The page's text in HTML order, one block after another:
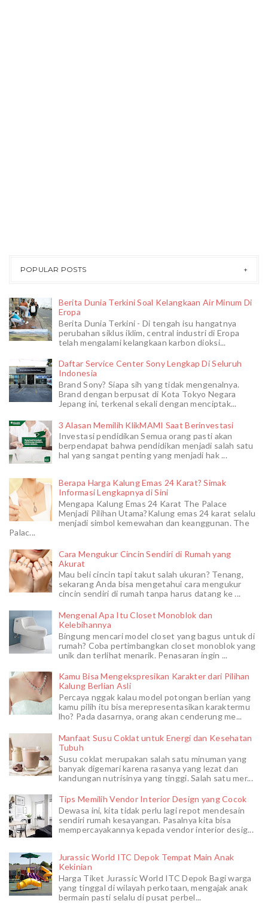
POPULAR POSTS
Berita Dunia Terkini Soal Kelangkaan Air Minum Di
Eropa
Berita Dunia Terkini - Di tengah isu hangatnya
perubahan siklus iklim, central industri di Eropa
telah mengalami kelangkaan karbon dioksi...
Daftar Service Center Sony Lengkap Di Seluruh
Indonesia
Brand Sony? Siapa sih yang tidak mengenalnya.
Brand dengan berpusat di Kota Tokyo Negara
Jepang ini, terkenal sekali dengan menciptak...
3 Alasan Memilih KlikMAMI Saat Berinvestasi
Investasi pendidikan Semua orang pasti akan
berpendapat bahwa pendidikan menjadi salah satu
hal yang sangat penting yang menjadi hak ...
Berapa Harga Kalung Emas 24 Karat? Simak
Informasi Lengkapnya di Sini
Mengapa Kalung Emas 24 Karat The Palace
Menjadi Pilihan Utama?Kalung emas 24 karat selalu
menjadi simbol kemewahan dan keanggunan. The
Palac...
Cara Mengukur Cincin Sendiri di Rumah yang
Akurat
Mau beli cincin tapi takut salah ukuran? Tenang,
sekarang Anda bisa mengetahui cara mengukur
cincin sendiri di rumah tanpa harus datang ke ...
Mengenal Apa Itu Closet Monoblok dan
Kelebihannya
Bingung mencari model closet yang bagus untuk di
rumah? Coba pertimbangkan closet monoblok yang
unik dan terlihat menarik. Penasaran ingin ...
Kamu Bisa Mengekspresikan Karakter dari Pilihan
Kalung Berlian Asli
Percaya nggak kalau model potongan berlian yang
kamu pilih itu bisa merepresentasikan karaktermu
lho? Pada dasarnya, orang akan cenderung me...
Manfaat Susu Coklat untuk Energi dan Kesehatan
Tubuh
Susu coklat merupakan salah satu minuman yang
banyak digemari karena rasanya yang lezat dan
kandungan nutrisinya yang tinggi. Salah satu mer...
Tips Memilih Vendor Interior Design yang Cocok
Dewasa ini, kita tidak perlu lagi repot mendesain
sendiri rumah kesayangan. Pasalnya kita bisa
mempercayakannya kepada vendor interior desig...
Jurassic World ITC Depok Tempat Main Anak
Kekinian
Harga Tiket Jurassic World ITC Depok Bagi warga
yang tinggal di wilayah perkotaan, mengajak anak
bermain pasti selalu di pusat perbel...